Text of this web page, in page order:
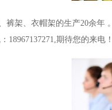
裤架 、衣帽架的生产20余年 。
18967137271, 期待您的来电！